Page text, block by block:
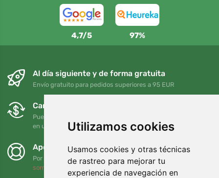
Utilizamos cookies
Usamos cookies y otras técnicas
de rastreo para mejorar tu
experiencia de navegación en
4,7/5 97%
Al día siguiente y de forma gratuita
Envío gratuito para pedidos superiores a 95 EUR
Cambios y devoluciones gratuitos
Puede devolver o cambiar su pedido en cualquier momento
en un plazo de 90 días
Apoyamos a Trees.org
Por cada pedido plantamos un árbol. Leer más
somos